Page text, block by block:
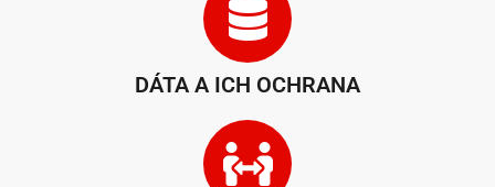
DÁTA A ICH OCHRANA